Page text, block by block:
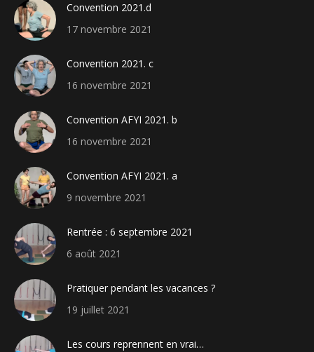
Convention 2021.d
17 novembre 2021
Convention 2021. c
16 novembre 2021
Convention AFYI 2021. b
16 novembre 2021
Convention AFYI 2021. a
9 novembre 2021
Rentrée : 6 septembre 2021
6 août 2021
Pratiquer pendant les vacances ?
19 juillet 2021
Les cours reprennent en vrai…